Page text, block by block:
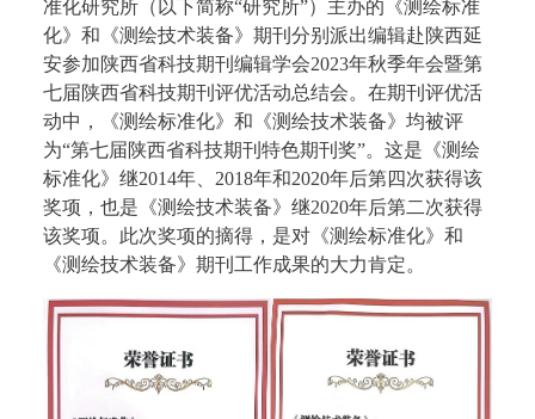
准化研究所（以下简称“研究所”）主办的《测绘标准
化》和《测绘技术装备》期刊分别派出编辑赴陕西延
安参加陕西省科技期刊编辑学会2023年秋季年会暨第
七届陕西省科技期刊评优活动总结会。在期刊评优活
动中，《测绘标准化》和《测绘技术装备》均被评
为“第七届陕西省科技期刊特色期刊奖”。这是《测绘
标准化》继2014年、2018年和2020年后第四次获得该
奖项，也是《测绘技术装备》继2020年后第二次获得
该奖项。此次奖项的摘得，是对《测绘标准化》和
《测绘技术装备》期刊工作成果的大力肯定。